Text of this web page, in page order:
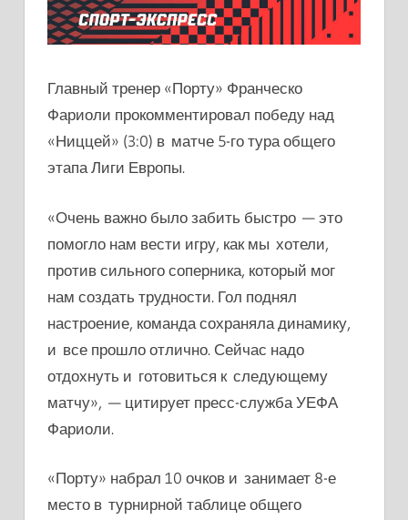
Главный тренер «Порту» Франческо
Фариоли прокомментировал победу над
«Ниццей» (3:0) в матче 5-го тура общего
этапа Лиги Европы.
«Очень важно было забить быстро — это
помогло нам вести игру, как мы хотели,
против сильного соперника, который мог
нам создать трудности. Гол поднял
настроение, команда сохраняла динамику,
и все прошло отлично. Сейчас надо
отдохнуть и готовиться к следующему
матчу», — цитирует пресс-служба УЕФА
Фариоли.
«Порту» набрал 10 очков и занимает 8-е
место в турнирной таблице общего